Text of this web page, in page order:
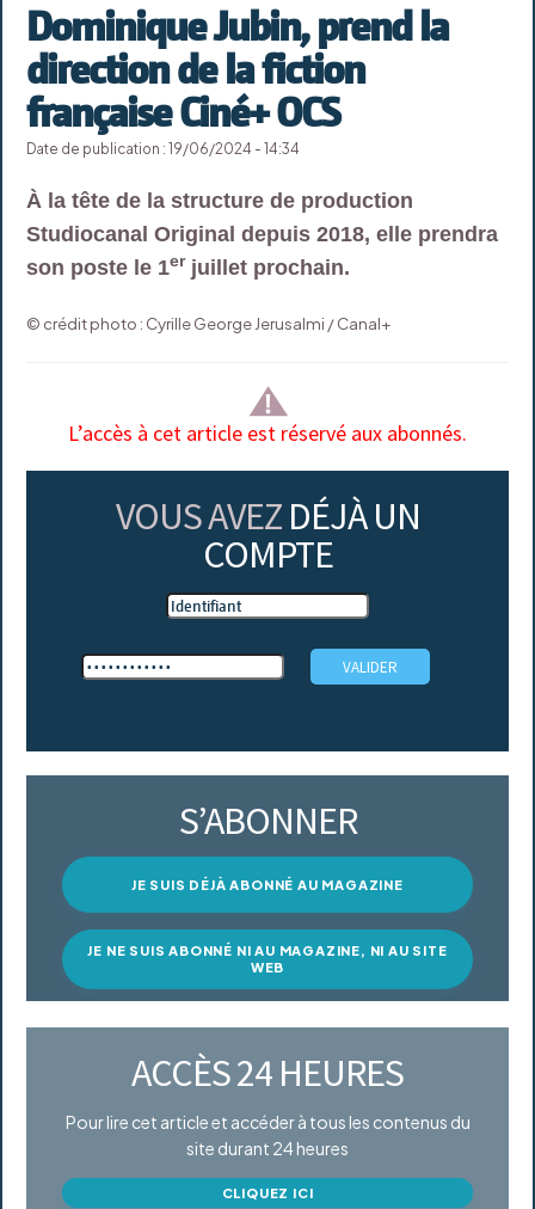
Dominique Jubin, prend la
direction de la fiction
française Ciné+ OCS
Date de publication : 19/06/2024 - 14:34
À la tête de la structure de production
Studiocanal Original depuis 2018, elle prendra
son poste le 1erjuillet prochain.
© crédit photo : Cyrille George Jerusalmi / Canal+
L’accès à cet article est réservé aux abonnés.
VOUS AVEZ DÉJÀ UN
COMPTE
S’ABONNER
JE SUIS DÉJÀ ABONNÉ AU MAGAZINE
JE NE SUIS ABONNÉ NI AU MAGAZINE, NI AU SITE
WEB
ACCÈS 24 HEURES
Pour lire cet article et accéder à tous les contenus du
site durant 24 heures
CLIQUEZ ICI